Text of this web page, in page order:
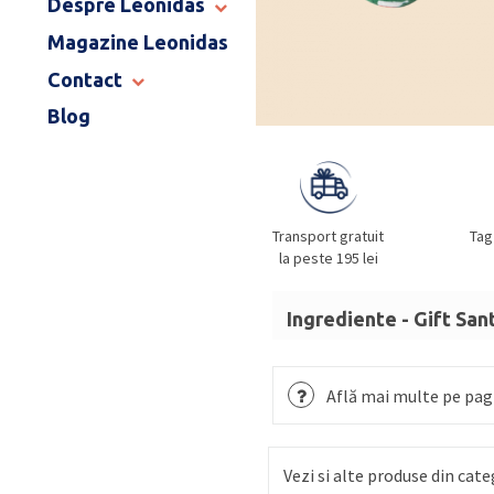
END OF SCHOOL
Despre Leonidas
POVESTEA LEONIDAS
CATALOG PAȘTE 2026
Magazine Leonidas
Contact
MAGAZINE LEONIDAS
Blog
Transport gratuit
la peste 195 lei
Ingrediente - Gift
DE PĂDURE, SMÂNTÂNĂ
arome, dextroză,NUCI,
Află mai multe pe
Vezi si alte produse din